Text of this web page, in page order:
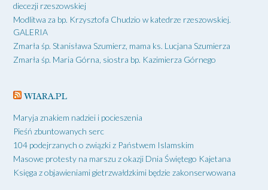
diecezji rzeszowskiej
Modlitwa za bp. Krzysztofa Chudzio w katedrze rzeszowskiej.
GALERIA
Zmarła śp. Stanisława Szumierz, mama ks. Lucjana Szumierza
Zmarła śp. Maria Górna, siostra bp. Kazimierza Górnego
WIARA.PL
Maryja znakiem nadziei i pocieszenia
Pieśń zbuntowanych serc
104 podejrzanych o związki z Państwem Islamskim
Masowe protesty na marszu z okazji Dnia Świętego Kajetana
Księga z objawieniami gietrzwałdzkimi będzie zakonserwowana